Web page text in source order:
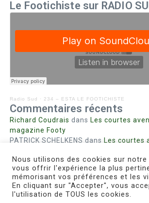
Le Footichiste sur RADIO
Radio Sud · 234 – ESTA LE FOOTICHISTE
Commentaires récents
Richard Coudrais dans Les courtes
magazine Footy
PATRICK SCHELKENS dans Les courtes
Bohn fabiennedans Intrigues
Steph. RUTA dansLust for Nice
MIRMANDdansPieds agiles et
Nous utilisons des cookies sur notre
vous offrir l'expérience la plus
mémorisant vos préférences et les
En cliquant sur "Accepter", vous
l'utilisation de TOUS les cookies.